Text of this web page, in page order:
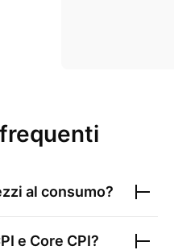
e il
al consumo?
e Core CPI?